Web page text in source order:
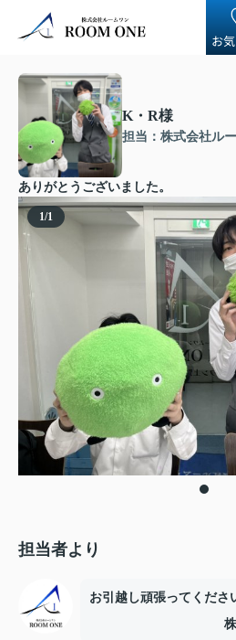
お
K・R様
担当：株式会社ル
ありがとうございました。
1/1
担当者より
お引越し頑張ってくださ